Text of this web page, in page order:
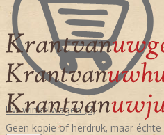
Uw winkelwagen (0)
Geen kopie of herdruk, maar